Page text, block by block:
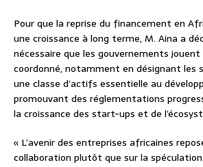
Pour que la reprise du financement en
une croissance à long terme, M. Aina a
nécessaire que les gouvernements jouent
coordonné, notamment en désignant les
une classe d’actifs essentielle au
promouvant des réglementations
la croissance des start-ups et de
« L’avenir des entreprises africaines
collaboration plutôt que sur la